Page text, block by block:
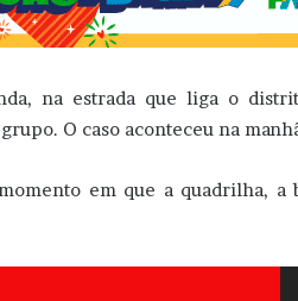
na estrada que liga o
O caso aconteceu na
em que a quadrilha,